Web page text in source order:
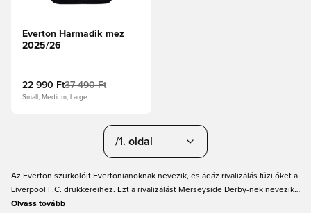
Everton Harmadik mez
2025/26
22 990 Ft37 490 Ft
Small, Medium, Large
/1. oldal
Az Everton szurkolóit Evertonianoknak nevezik, és ádáz rivalizálás fűzi őket a
Liverpool F.C. drukkereihez. Ezt a rivalizálást Merseyside Derby-nek nevezik,
és a futballvilág egyik legnagyobb helyi rangadója. Az Everton hazai
Olvass tovább